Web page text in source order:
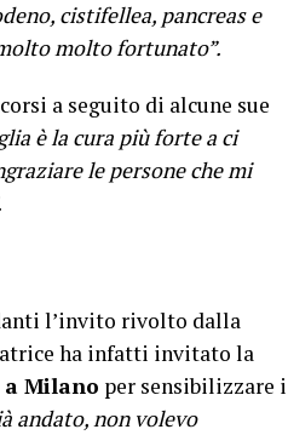
cistifellea, pancreas e
molto fortunato”.
a seguito di alcune sue
è la cura più forte a ci
le persone che mi
l’invito rivolto dalla
ha infatti invitato la
a Milano per sensibilizzare i
andato, non volevo